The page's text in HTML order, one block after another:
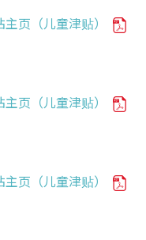
页（儿童津贴）
页（儿童津贴）
页（儿童津贴）